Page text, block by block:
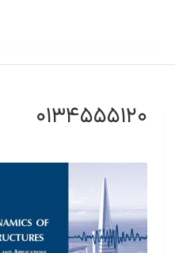
۰۱۳۴۵۵۵۱۲۰